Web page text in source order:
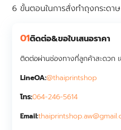
6 ขั้นตอนในการสั่งทําถุงกระดาษ
01ติดต่อ&ขอใบเสนอราคา
ติดต่อผ่านช่องทางที่ลูกค้าสะดวก
LineOA:@thaiprintshop
โทร:064-246-5614
Email: